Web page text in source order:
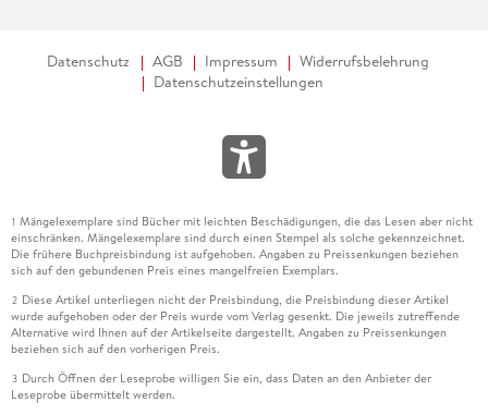
Datenschutz AGB Impressum
Widerrufsbelehrung
Datenschutzeinstellungen
1 Mängelexemplare sind Bücher mit leichten Beschädigungen, die das Lesen aber nicht
einschränken. Mängelexemplare sind durch einen Stempel als solche gekennzeichnet.
Die frühere Buchpreisbindung ist aufgehoben. Angaben zu Preissenkungen beziehen
sich auf den gebundenen Preis eines mangelfreien Exemplars.
2 Diese Artikel unterliegen nicht der Preisbindung, die Preisbindung dieser Artikel
wurde aufgehoben oder der Preis wurde vom Verlag gesenkt. Die jeweils zutreffende
Alternative wird Ihnen auf der Artikelseite dargestellt. Angaben zu Preissenkungen
beziehen sich auf den vorherigen Preis.
3 Durch Öffnen der Leseprobe willigen Sie ein, dass Daten an den Anbieter der
Leseprobe übermittelt werden.